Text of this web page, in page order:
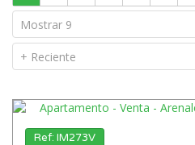
Mostrar 9
+ Reciente
Ref: IM273V